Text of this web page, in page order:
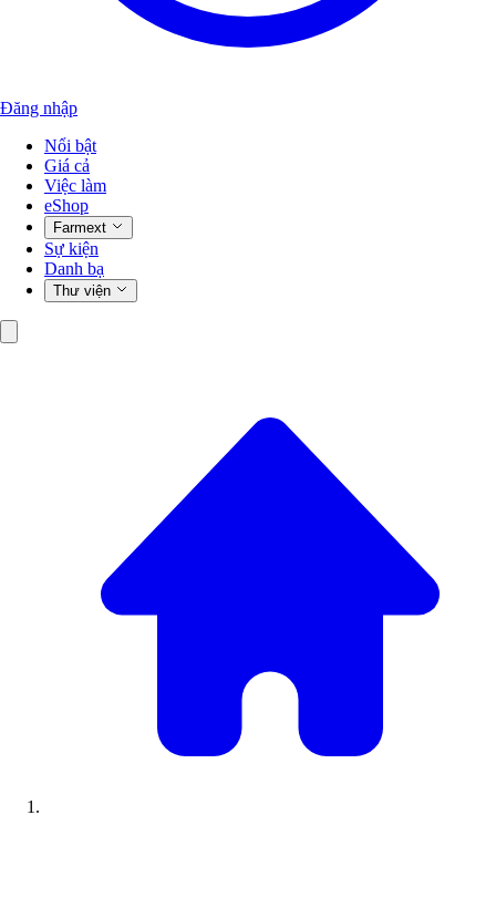
Đăng nhập
Nổi bật
Giá cả
Việc làm
eShop
Farmext
Sự kiện
Danh bạ
Thư viện